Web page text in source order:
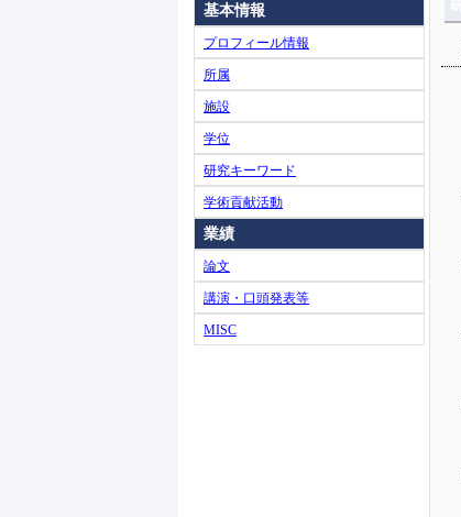
基本情報
プロフィール情報
所属
施設
学位
研究キーワード
学術貢献活動
業績
論文
講演・口頭発表等
MISC